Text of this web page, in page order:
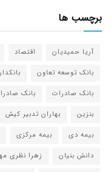
برچسب ها
آریا حمیدیان اقتصاد
بانک توسعه تعاون
بانک صادرات
بانک
بنزین
بهاران تدبیر کیش
بیمه دی
بیمه مرکزی
دانش بنیان
زهرا نظری